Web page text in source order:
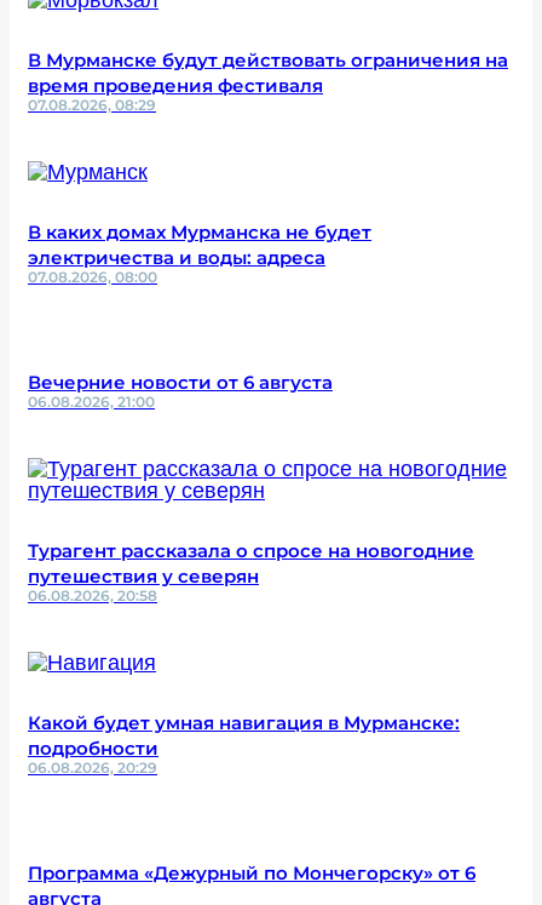
В Мурманске будут действовать ограничения на
время проведения фестиваля
07.08.2026, 08:29
В каких домах Мурманска не будет
электричества и воды: адреса
07.08.2026, 08:00
Вечерние новости от 6 августа
06.08.2026, 21:00
Турагент рассказала о спросе на новогодние
путешествия у северян
06.08.2026, 20:58
Какой будет умная навигация в Мурманске:
подробности
06.08.2026, 20:29
Программа «Дежурный по Мончегорску» от 6
августа